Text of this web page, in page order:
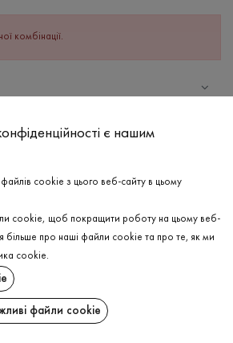
комбінації.
- 2%
воді (до 30 ° C)
заборонено
при середній температурі
і сушка
є нашим
cookie з цього веб-сайту в цьому
cookie, щоб покращити роботу на цьому веб-
більше про наші файли cookie та про те, як ми
cookie.
файли cookie